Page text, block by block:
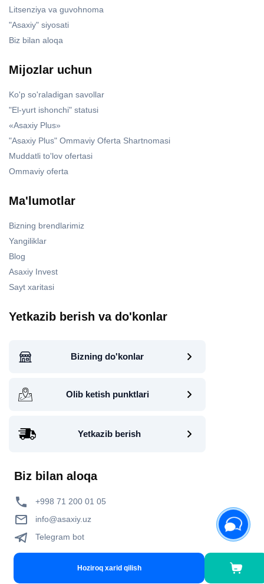
Hoziroq xarid qilish
Litsenziya va guvohnoma
"Asaxiy" siyosati
Biz bilan aloqa
Mijozlar uchun
Ko'p so'raladigan savollar
"El-yurt ishonchi" statusi
«Asaxiy Plus»
"Asaxiy Plus" Ommaviy Oferta Shartnomasi
Muddatli to'lov ofertasi
Ommaviy oferta
Ma'lumotlar
Bizning brendlarimiz
Yangiliklar
Blog
Asaxiy Invest
Sayt xaritasi
Yetkazib berish va do'konlar
Bizning do'konlar
Olib ketish punktlari
Yetkazib berish
Biz bilan aloqa
+998 71 200 01 05
info@asaxiy.uz
Telegram bot
Gavhar ko'chasi, 124, Toshkent